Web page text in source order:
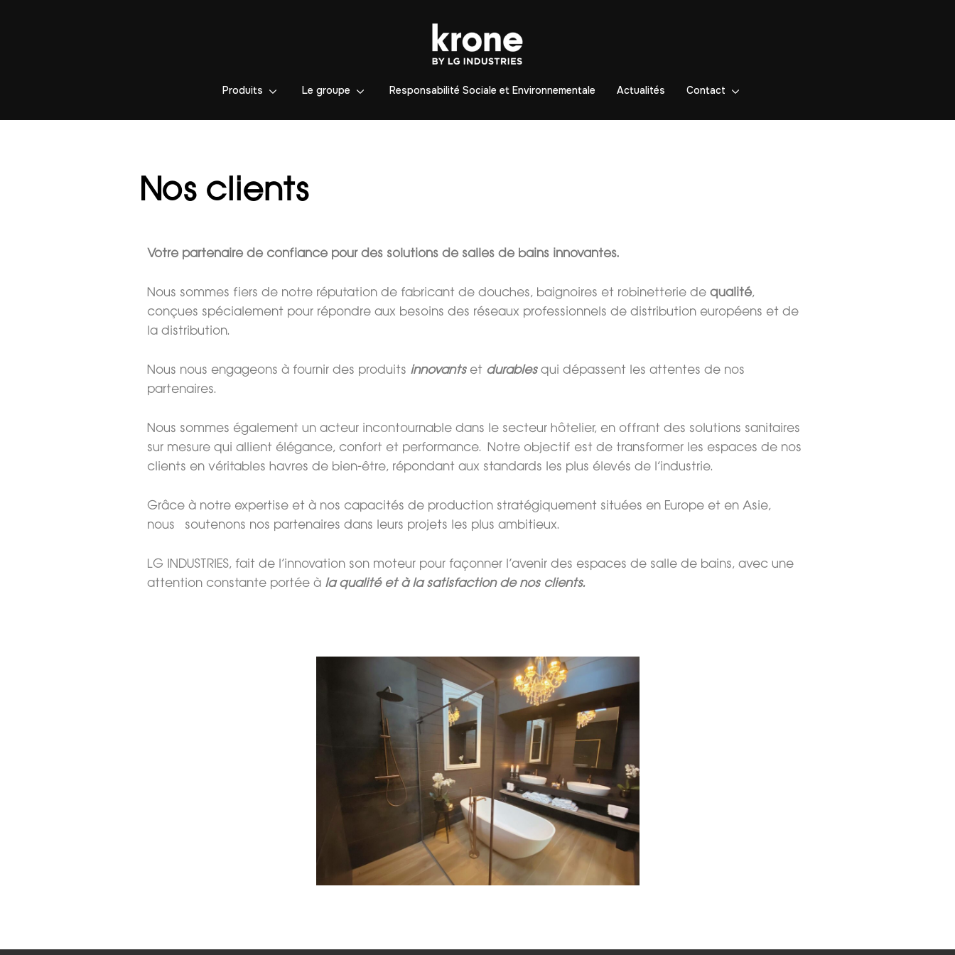
Produits Le groupe Responsabilité Sociale et Environnementale Actualités Contact
Nos clients
Votre partenaire de confiance pour des solutions de salles de bains innovantes.
Nous sommes fiers de notre réputation de fabricant de douches, baignoires et robinetterie de qualité,
conçues spécialement pour répondre aux besoins des réseaux professionnels de distribution européens et de
la distribution.
Nous nous engageons à fournir des produits innovants et durables qui dépassent les attentes de nos
partenaires.
Nous sommes également un acteur incontournable dans le secteur hôtelier, en offrant des solutions sanitaires
sur mesure qui allient élégance, confort et performance. Notre objectif est de transformer les espaces de nos
clients en véritables havres de bien-être, répondant aux standards les plus élevés de l’industrie.
Grâce à notre expertise et à nos capacités de production stratégiquement situées en Europe et en Asie,
nous soutenons nos partenaires dans leurs projets les plus ambitieux.
LG INDUSTRIES, fait de l’innovation son moteur pour façonner l’avenir des espaces de salle de bains, avec une
attention constante portée à la qualité et à la satisfaction de nos clients.